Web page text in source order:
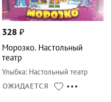
328 ₽
Морозко. Настольный
театр
Улыбка: Настольный театр
ОЖИДАЕТСЯ